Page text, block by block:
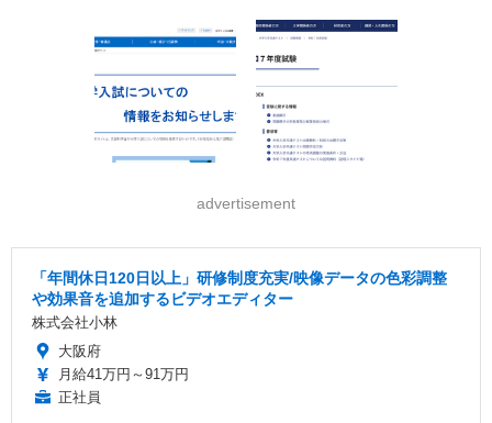
advertisement
「年間休日120日以上」研修制度充実/映像データの色彩調整
や効果音を追加するビデオエディター
株式会社小林
大阪府
月給41万円～91万円
正社員